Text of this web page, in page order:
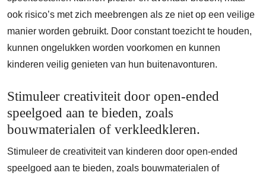
ook risico’s met zich meebrengen als ze niet op een veilige
manier worden gebruikt. Door constant toezicht te houden,
kunnen ongelukken worden voorkomen en kunnen
kinderen veilig genieten van hun buitenavonturen.
Stimuleer creativiteit door open-ended
speelgoed aan te bieden, zoals
bouwmaterialen of verkleedkleren.
Stimuleer de creativiteit van kinderen door open-ended
speelgoed aan te bieden, zoals bouwmaterialen of